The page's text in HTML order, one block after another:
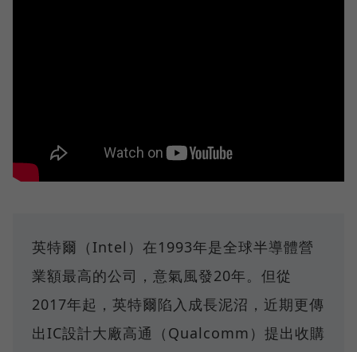
英特爾（Intel）在1993年是全球半導體營
業額最高的公司，意氣風發20年。但從
2017年起，英特爾陷入成長泥沼，近期更傳
出IC設計大廠高通（Qualcomm）提出收購